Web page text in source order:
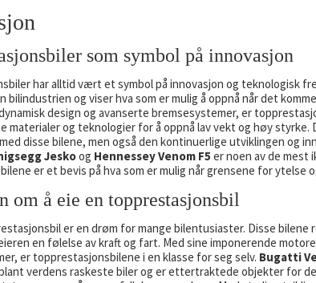
som symbol på innovasjon
har alltid vært et symbol på innovasjon og teknologisk
bilindustrien og viser hva som er mulig å oppnå når det
design og avanserte bremsesystemer, er
materialer og teknologier for å oppnå lav vekt og høy
disse bilene, men også den kontinuerlige utviklingen og
Jeskoog Hennessey Venom F5 er noen av de mest
er et bevis på hva som er mulig når grensene for
om å eie en topprestasjonsbil
er en drøm for mange bilentusiaster. Disse
en følelse av kraft og fart. Med sine imponerende
er topprestasjonsbilene i en klasse for seg selv. Bugatti
verdens raskeste biler og er ettertraktede objekter for de